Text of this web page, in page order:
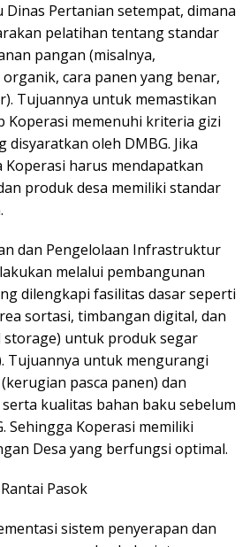
Dinas Pertanian setempat, dimana
pelatihan tentang standar
pangan (misalnya,
cara panen yang benar,
Tujuannya untuk memastikan
Koperasi memenuhi kriteria gizi
disyaratkan oleh DMBG. Jika
harus mendapatkan
produk desa memiliki standar
dan Pengelolaan Infrastruktur
melalui pembangunan
dilengkapi fasilitas dasar seperti
sortasi, timbangan digital, dan
storage) untuk produk segar
Tujuannya untuk mengurangi
pasca panen) dan
kualitas bahan baku sebelum
Sehingga Koperasi memiliki
Desa yang berfungsi optimal.
Pasok
sistem penyerapan dan